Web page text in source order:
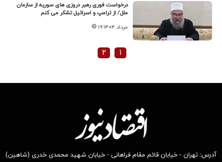
درخواست فوری رهبر دروزی های سوریه از سازمان
ملل/ از ترامپ و اسرائیل تشکر می کنم
۱۹ مرداد ۱۴۰۴
۱ ۲
آدرس: تهران - خیابان قائم مقام فراهانی - خیابان شهید محمدی خدری (شاهین)